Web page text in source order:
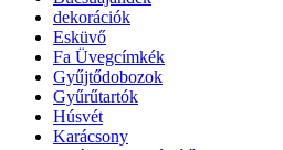
dekorációk
Esküvő
Fa Üvegcímkék
Gyűjtődobozok
Gyűrűtartók
Húsvét
Karácsony